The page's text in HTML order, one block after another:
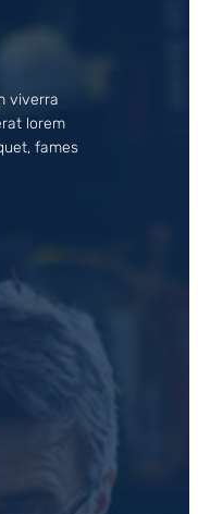
viverra
lorem
fames